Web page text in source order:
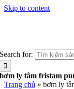
Skip to content
Search for:
bơm ly tâm fristam
Trang chủ » bơm ly